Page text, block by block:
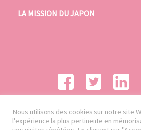
LA MISSION DU JAPON
Nous utilisons des cookies sur notre site
l'expérience la plus pertinente en